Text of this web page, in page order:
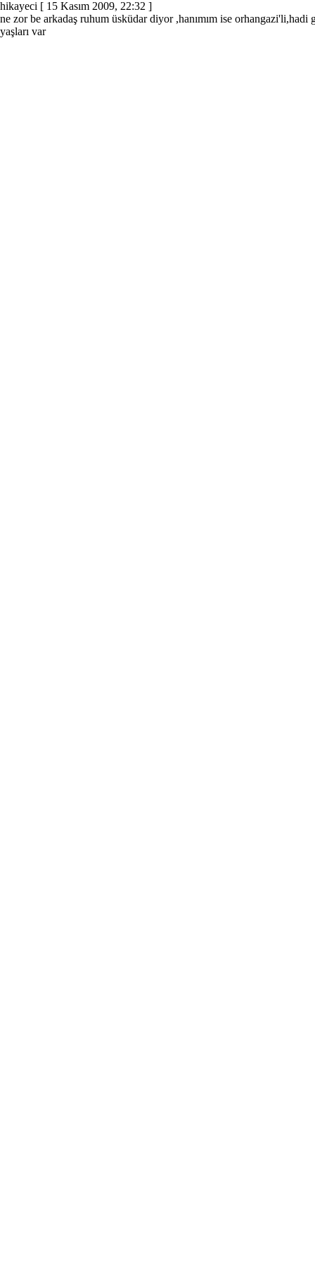
hikayeci [ 15 Kasım 2009, 22:32 ]
ne zor be arkadaş ruhum üsküdar diyor ,hanımım ise
yaşları var